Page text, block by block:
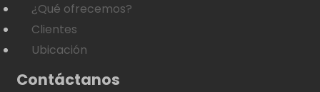
¿Qué ofrecemos?
Clientes
Ubicación
Contáctanos